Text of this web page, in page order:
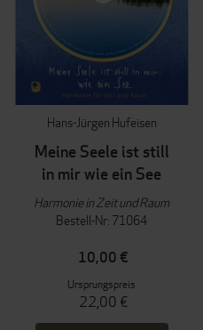
Hans-Jürgen Hufeisen
Meine Seele ist still
in mir wie ein See
Harmonie in Zeit und Raum
Bestell-Nr: 71064
10,00 €
Ursprungspreis
22,00 €